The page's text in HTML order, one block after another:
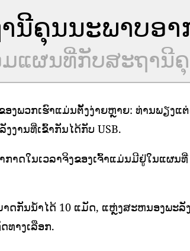
ນີຄຸນນະພາບອ
ແຜນທີ່ກັບສະຖານີ
ງພວກເຮົາແມ່ນຕັ້ງງ່າຍຫຼາຍ: ທ່ານພຽງແ
ງານທີ່ເຂົ້າກັນໄດ້ກັບ USB.
າດໃນເວລາຈິງຂອງເຈົ້າແມ່ນມີຢູ່ໃນແຜນ
ດກັນນ້ໍາໄດ້ 10 ແມັດ, ແຫຼ່ງສະຫນອງພະລັ
ທາງເລືອກ.